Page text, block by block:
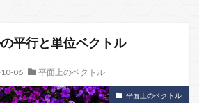
平行と単位ベクトル
06 平面上のベクトル
平面上のベクトル